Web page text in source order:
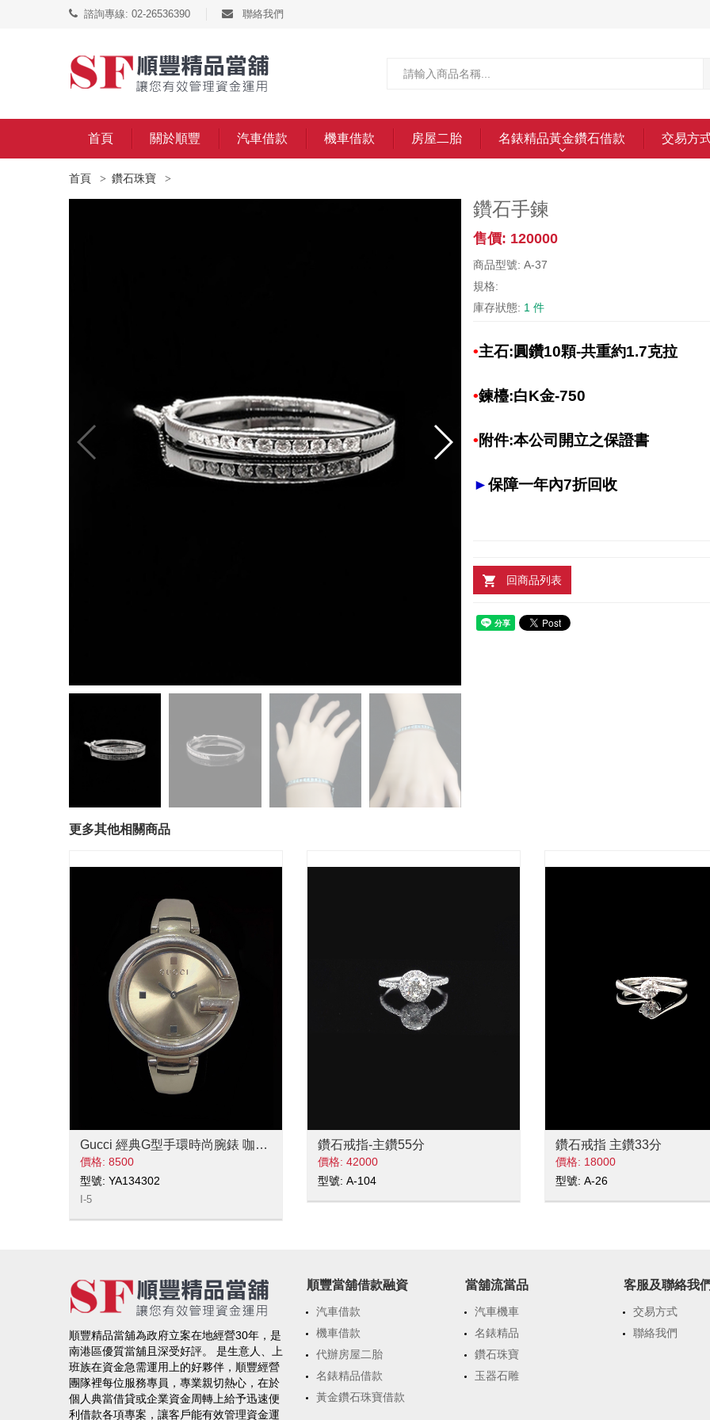
諮詢專線: 02-26536390 聯絡我們
首頁 關於順豐 汽車借款 機車借款 房屋二胎 名錶精品黃金鑽石借款 交易方
首頁 鑽石珠寶
鑽石手鍊
售價: 120000
商品型號: A-37
規格:
庫存狀態: 1 件
•主石:圓鑽10顆-共重約1.7克拉
•鍊檯:白K金-750
•附件:本公司開立之保證書
►保障一年內7折回收
回商品列表
更多其他相關商品
Gucci 經典G型手環時尚腕錶 咖啡面
價格: 8500
型號: YA134302
I-5
鑽石戒指-主鑽55分
價格: 42000
型號: A-104
鑽石戒指 主鑽33分
價格: 18000
型號: A-26
順豐精品當舖為政府立案在地經營30年，是
南港區優質當舖且深受好評。 是生意人、上
班族在資金急需運用上的好夥伴，順豐經營
團隊裡每位服務專員，專業親切熱心，在於
個人典當借貸或企業資金周轉上給予迅速便
利借款各項專案，讓客戶能有效管理資金運
順豐當舖借款融資
汽車借款
機車借款
代辦房屋二胎
名錶精品借款
黃金鑽石珠寶借款
當舖流當品
汽車機車
名錶精品
鑽石珠寶
玉器石雕
客服及聯絡我
交易方式
聯絡我們